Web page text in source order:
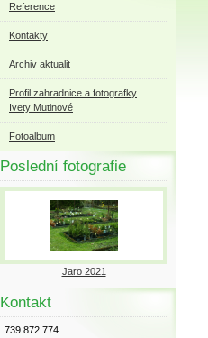
Reference
Kontakty
Archiv aktualit
Profil zahradnice a fotografky
Ivety Mutinové
Fotoalbum
Poslední fotografie
Jaro 2021
Kontakt
739 872 774